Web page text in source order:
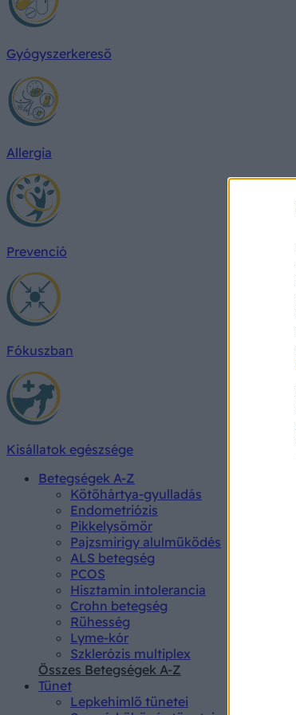
Gyógyszerkereső
Allergia
Prevenció
Fókuszban
Kisállatok egészsége
Betegségek A-Z
Kötőhártya-gyulladás
Endometriózis
Pikkelysömör
Pajzsmirigy alulműködés
ALS betegség
PCOS
Hisztamin intolerancia
Crohn betegség
Rühesség
Lyme-kór
Szklerózis multiplex
Összes Betegségek A-Z
Tünet
Lepkehimlő tünetei